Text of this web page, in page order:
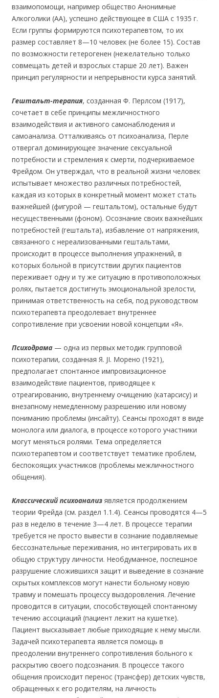
взаимопомощи, например общество Анонимные
Алкоголики (АА), успешно действующее в США с 1935 г.
Если группы формируются психотерапевтом, то их
размер составляет 8—10 человек (не более 15). Состав
по возможности гетерогенен (нежелательно только
совмещать детей и взрослых старше 20 лет). Важен
принцип регулярности и непрерывности курса занятий.
Гештальт-терапия, созданная Ф. Перлсом (1917),
сочетает в себе принципы межличностного
взаимодействия и активного самонаблюдения и
самоанализа. Отталкиваясь от психоанализа, Перле
отвергал доминирующее значение сексуальной
потребности и стремления к смерти, подчеркиваемое
Фрейдом. Он утверждал, что в реальной жизни человек
испытывает множество различных потребностей,
каждая из которых в конкретный момент может стать
важнейшей (фигурой — гештальтом), остальные будут
несущественными (фоном). Осознание своих важнейших
потребностей (гештальта), избавление от напряжения,
связанного с нереализованными гештальтами,
происходит в процессе выполнения упражнений, в
которых больной в присутствии других пациентов
переживает одну и ту же ситуацию в противоположных
ролях, пытается достигнуть эмоциональной зрелости,
принимая ответственность на себя, под руководством
психотерапевта преодолевает внутреннее
сопротивление при усвоении новой концепции «Я».
Психодрама — одна из первых методик групповой
психотерапии, созданная Я. JI. Морено (1921),
предполагает спонтанное импровизационное
взаимодействие пациентов, приводящее к
отреагированию, внутреннему очищению (катарсису) и
внезапному немедленному разрешению или новому
пониманию проблемы (инсайту). Сеансы проходят в виде
монолога или диалога, в процессе которого участники
могут меняться ролями. Тема определяется
психотерапевтом и соответствует тематике проблем,
беспокоящих участников (проблемы межличностного
общения).
Классический психоанализ является продолжением
теории Фрейда (см. раздел 1.1.4). Сеансы проводятся 4—5
раз в неделю в течение 3—4 лет. В процессе терапии
требуется не просто вывести в сознание подавляемые
бессознательные переживания, но интегрировать их в
общую структуру личности. Необдуманное, поспешное
разрушение сложившихся защит и выведение в сознание
скрытых комплексов могут нанести больному новую
травму и помешать процессу выздоровления. Лечение
проводится в ситуации, способствующей спонтанному
течению ассоциаций (пациент лежит на кушетке).
Пациент высказывает любые приходящие к нему мысли.
Задачей психотерапевта является помощь в
преодолении внутреннего сопротивления больного к
раскрытию своего подсознания. В процессе такого
общения происходит перенос (трансфер) детских чувств,
обращенных к его родителям, на личность